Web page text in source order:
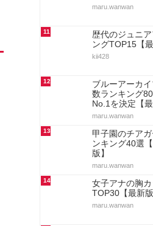
maru.wanwan
11
歴代のジュニ
ングTOP15【最
kii428
12
ブルーアーカ
数ランキング
No.1を決定【
maru.wanwan
13
甲子園のチア
ンキング40選
版】
maru.wanwan
14
女子アナの胸
TOP30【最新版
maru.wanwan